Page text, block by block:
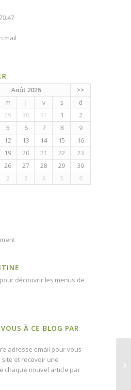
mail
Août 2026
>>
m j v s
d
29 30 31 1
2
5 6 7 8
9
12 13 14 15
16
19 20 21 22
23
26 27 28 29
30
2 3 4 5 6
découvrir les menus de
À CE BLOG PAR
adresse email pour vous
et recevoir une
chaque nouvel article par